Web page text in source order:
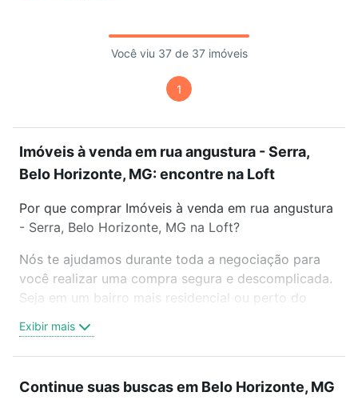
Você viu 37 de 37 imóveis
1
Imóveis à venda em rua angustura - Serra,
Belo Horizonte, MG: encontre na Loft
Por que comprar Imóveis à venda em rua angustura
- Serra, Belo Horizonte, MG na Loft?
Nós te ajudamos durante toda a negociação para
você realizar uma compra segura e descomplicada.
Seja em um bairro mais residencial ou perto do
oferta ideal de Imóveis à venda em rua angustura -
Serra, Belo Horizonte, MG para conquistar seu
videochamada, é grátis, sem compromisso e você
Exibir mais
Continue suas buscas em Belo Horizonte, MG